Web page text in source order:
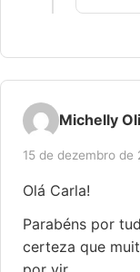
Michelly
15 de dezembro de
Olá Carla!
Parabéns por
certeza que